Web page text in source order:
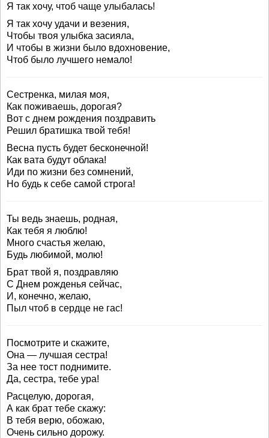
Я так хочу, чтоб чаще улыбалась!
Я так хочу удачи и везения,
Чтобы твоя улыбка засияла,
И чтобы в жизни было вдохновение,
Чтоб было лучшего немало!
Сестренка, милая моя,
Как поживаешь, дорогая?
Вот с днем рождения поздравить
Решил братишка твой тебя!
Весна пусть будет бесконечной!
Как вата будут облака!
Иди по жизни без сомнений,
Но будь к себе самой строга!
Ты ведь знаешь, родная,
Как тебя я люблю!
Много счастья желаю,
Будь любимой, молю!
Брат твой я, поздравляю
С Днем рожденья сейчас,
И, конечно, желаю,
Пыл чтоб в сердце не гас!
Посмотрите и скажите,
Она — лучшая сестра!
За нее тост поднимите.
Да, сестра, тебе ура!
Расцелую, дорогая,
А как брат тебе скажу:
В тебя верю, обожаю,
Очень сильно дорожу.